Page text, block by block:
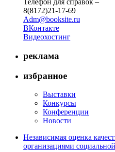
Телефон для справок –
8(8172)21-17-69
Adm@booksite.ru
ВКонтакте
Видеохостинг
реклама
избранное
Выставки
Конкурсы
Конференции
Новости
Независимая оценка
организациями